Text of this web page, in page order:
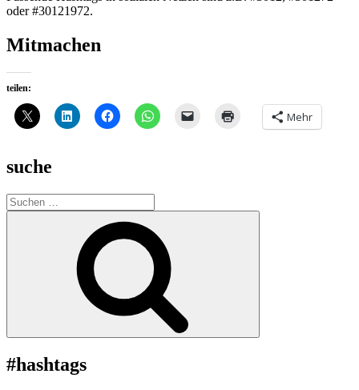
oder #30121972.
Mitmachen
teilen:
Mehr
suche
Suche
nach:
#hashtags